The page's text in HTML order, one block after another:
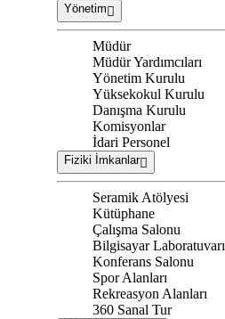
Yönetim
Müdür
Müdür Yardımcıları
Yönetim Kurulu
Yüksekokul Kurulu
Danışma Kurulu
Komisyonlar
İdari Personel
Fiziki İmkanlar
Seramik Atölyesi
Kütüphane
Çalışma Salonu
Bilgisayar Laboratuvarı
Konferans Salonu
Spor Alanları
Rekreasyon Alanları
360 Sanal Tur